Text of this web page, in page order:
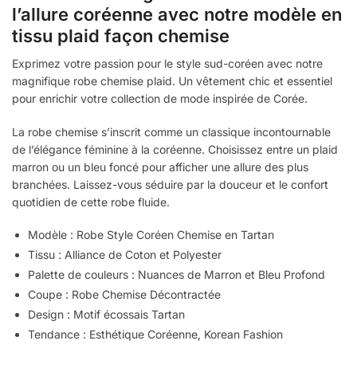
l’allure coréenne avec notre modèle en
tissu plaid façon chemise
Exprimez votre passion pour le style sud-coréen avec notre
magnifique robe chemise plaid. Un vêtement chic et essentiel
pour enrichir votre collection de mode inspirée de Corée.
La robe chemise s’inscrit comme un classique incontournable
de l’élégance féminine à la coréenne. Choisissez entre un plaid
marron ou un bleu foncé pour afficher une allure des plus
branchées. Laissez-vous séduire par la douceur et le confort
quotidien de cette robe fluide.
Modèle : Robe Style Coréen Chemise en Tartan
Tissu : Alliance de Coton et Polyester
Palette de couleurs : Nuances de Marron et Bleu Profond
Coupe : Robe Chemise Décontractée
Design : Motif écossais Tartan
Tendance : Esthétique Coréenne, Korean Fashion